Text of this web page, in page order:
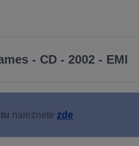
- CD - 2002 - EMI
naleznete zde